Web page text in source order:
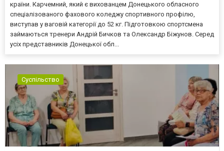
країни. Карчемний, який є вихованцем Донецького обласного
спеціалізованого фахового коледжу спортивного профілю,
виступав у ваговій категорії до 52 кг. Підготовкою спортсмена
займаються тренери Андрій Бичков та Олександр Біжунов. Серед
усіх представників Донецької обл...
Суспільство